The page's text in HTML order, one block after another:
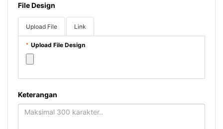
File Design
Upload File Link
* Upload File Design
Keterangan